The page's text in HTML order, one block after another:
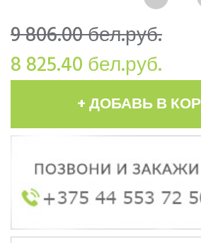
9 806.00бел.руб.
8 825.40 бел.руб.
+ ДОБАВЬ В